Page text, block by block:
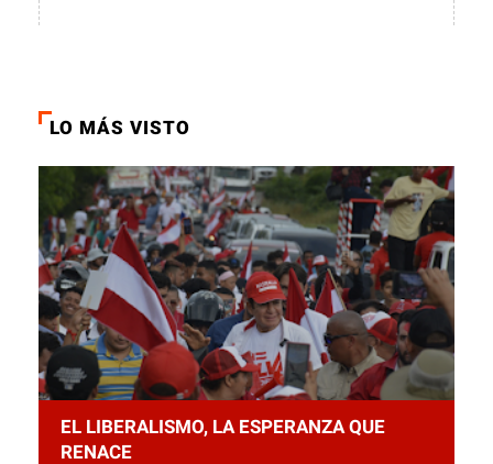
LO MÁS VISTO
EL LIBERALISMO, LA ESPERANZA QUE
RENACE